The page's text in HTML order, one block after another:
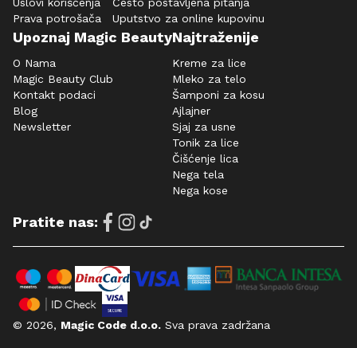
Prava potrošača
Uputstvo za online kupovinu
Upoznaj Magic Beauty
O Nama
Magic Beauty Club
Kontakt podaci
Blog
Newsletter
Najtraženije
Kreme za lice
Mleko za telo
Šamponi za kosu
Ajlajner
Sjaj za usne
Tonik za lice
Čišćenje lica
Nega tela
Nega kose
Pratite nas:
© 2026, Magic Code d.o.o. Sva prava zadržana